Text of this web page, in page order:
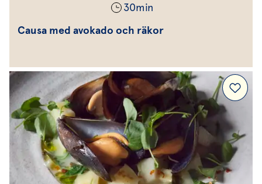
30min
Causa med avokado och räkor